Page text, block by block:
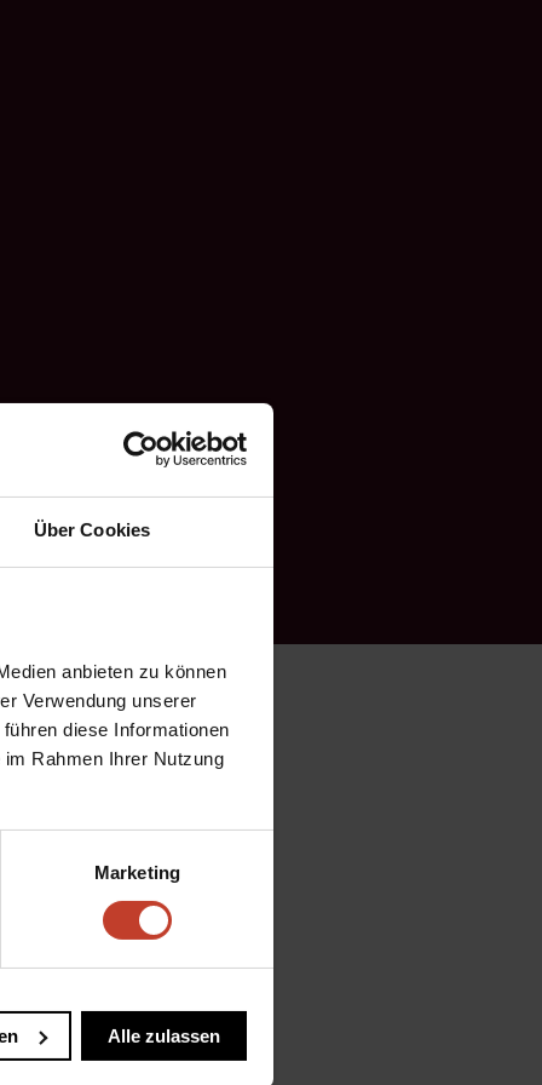
Über Cookies
anbieten zu können
Verwendung unserer
diese Informationen
Rahmen Ihrer Nutzung
Marketing
Alle zulassen
gegen die
Ausfalls von Friedrich
kamen in der 1.
Spieler
Aktionen:
leider
von der Grundlinie